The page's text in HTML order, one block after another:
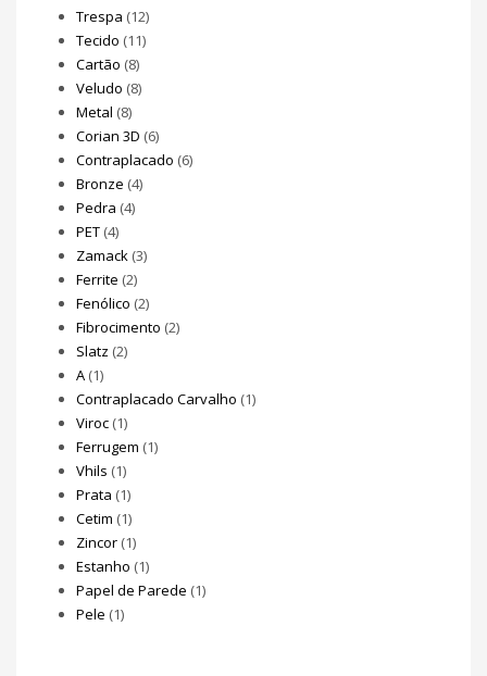
Trespa (12)
Tecido (11)
Cartão (8)
Veludo (8)
Metal (8)
Corian 3D (6)
Contraplacado (6)
Bronze (4)
Pedra (4)
PET (4)
Zamack (3)
Ferrite (2)
Fenólico (2)
Fibrocimento (2)
Slatz (2)
A (1)
Contraplacado Carvalho (1)
Viroc (1)
Ferrugem (1)
Vhils (1)
Prata (1)
Cetim (1)
Zincor (1)
Estanho (1)
Papel de Parede (1)
Pele (1)